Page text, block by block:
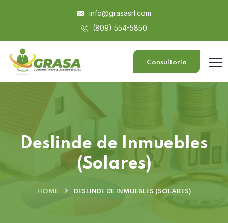
info@grasasrl.com
(809) 554-5850
Consultoría
Deslinde de Inmuebles
(Solares)
HOME DESLINDE DE INMUEBLES (SOLARES)